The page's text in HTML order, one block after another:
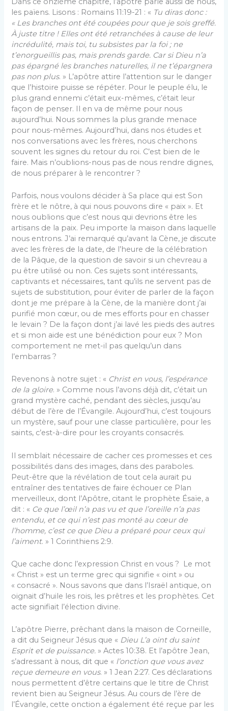
les païens. Lisons : Romains 11:19-21 : « Tu diras donc :
« Les branches ont été coupées pour que je sois greffé.
À juste titre ! Elles ont été retranchées à cause de leur
incrédulité, mais toi, tu subsistes par la foi ; ne
t’enorgueillis pas, mais prends garde. Car si Dieu n’a
pas épargné les branches naturelles, il ne t’épargnera
pas non plus. » L’apôtre attire l’attention sur le danger
que l’histoire puisse se répéter. Pour le peuple élu, le
plus grand ennemi c’était eux-mêmes, c’était leur
façon de penser. Il en va de même pour nous
aujourd’hui. Nous sommes la plus grande menace
pour nous-mêmes. Aujourd’hui, dans nos études et
nos conversations avec les frères, nous cherchons
souvent les signes du retour du roi. C’est bien de le
faire. Mais n’oublions-nous pas de nous rendre dignes,
de nous préparer à le rencontrer ?
Parfois, nous voulons décider à Sa place qui est Son
frère et le nôtre, à qui nous pouvons dire « paix ». Et
nous oublions que c’est nous qui devrions être les
artisans de la paix. Peu importe la maison dans laquelle
nous entrons. J’ai remarqué qu’avant la Cène, je discute
avec les frères de la date, de l’heure de la célébration
de la Pâque, de la question de savoir si un chevreau a
pu être utilisé ou non. Ces sujets sont intéressants,
captivants et nécessaires, tant qu’ils ne servent pas de
sujets de substitution, pour éviter de parler de la façon
dont je me prépare à la Cène, de la manière dont j’ai
purifié mon cœur, ou de mes efforts pour en chasser
le levain ? De la façon dont j’ai lavé les pieds des autres
et si mon aide est une bénédiction pour eux ? Mon
comportement ne met-il pas quelqu’un dans
l’embarras ?
Revenons à notre sujet : « Christ en vous, l’espérance
de la gloire. » Comme nous l’avons déjà dit, c’était un
grand mystère caché, pendant des siècles, jusqu’au
début de l’ère de l’Évangile. Aujourd’hui, c’est toujours
un mystère, sauf pour une classe particulière, pour les
saints, c’est-à-dire pour les croyants consacrés.
Il semblait nécessaire de cacher ces promesses et ces
possibilités dans des images, dans des paraboles.
Peut-être que la révélation de tout cela aurait pu
entraîner des tentatives de faire échouer ce Plan
merveilleux, dont l’Apôtre, citant le prophète Ésaïe, a
dit : « Ce que l’œil n’a pas vu et que l’oreille n’a pas
entendu, et ce qui n’est pas monté au cœur de
l’homme, c’est ce que Dieu a préparé pour ceux qui
l’aiment. » 1 Corinthiens 2:9.
Que cache donc l’expression Christ en vous ? Le mot
« Christ » est un terme grec qui signifie « oint » ou
« consacré ». Nous savons que dans l’Israël antique, on
oignait d’huile les rois, les prêtres et les prophètes. Cet
acte signifiait l’élection divine.
L’apôtre Pierre, prêchant dans la maison de Corneille,
a dit du Seigneur Jésus que « Dieu L’a oint du saint
Esprit et de puissance. » Actes 10:38. Et l’apôtre Jean,
s’adressant à nous, dit que « l’onction que vous avez
reçue demeure en vous. » 1 Jean 2:27. Ces déclarations
nous permettent d’être certains que le titre de Christ
revient bien au Seigneur Jésus. Au cours de l’ère de
l’Évangile, cette onction a également été reçue par les